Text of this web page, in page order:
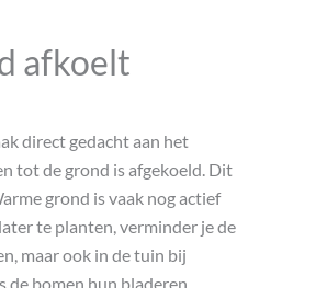
afkoelt
direct gedacht aan het
tot de grond is afgekoeld. Dit
grond is vaak nog actief
te planten, verminder je de
maar ook in de tuin bij
de bomen hun bladeren